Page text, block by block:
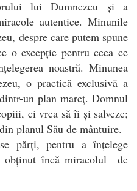
lui Dumnezeu și a
autentice. Minunile
despre care putem spune
o excepție pentru ceea ce
noastră. Minunea
o practică exclusivă a
un plan mareț. Domnul
ci vrea să îi și salveze;
planul Său de mântuire.
părți, pentru a înțelege
obținut încă miracolul de